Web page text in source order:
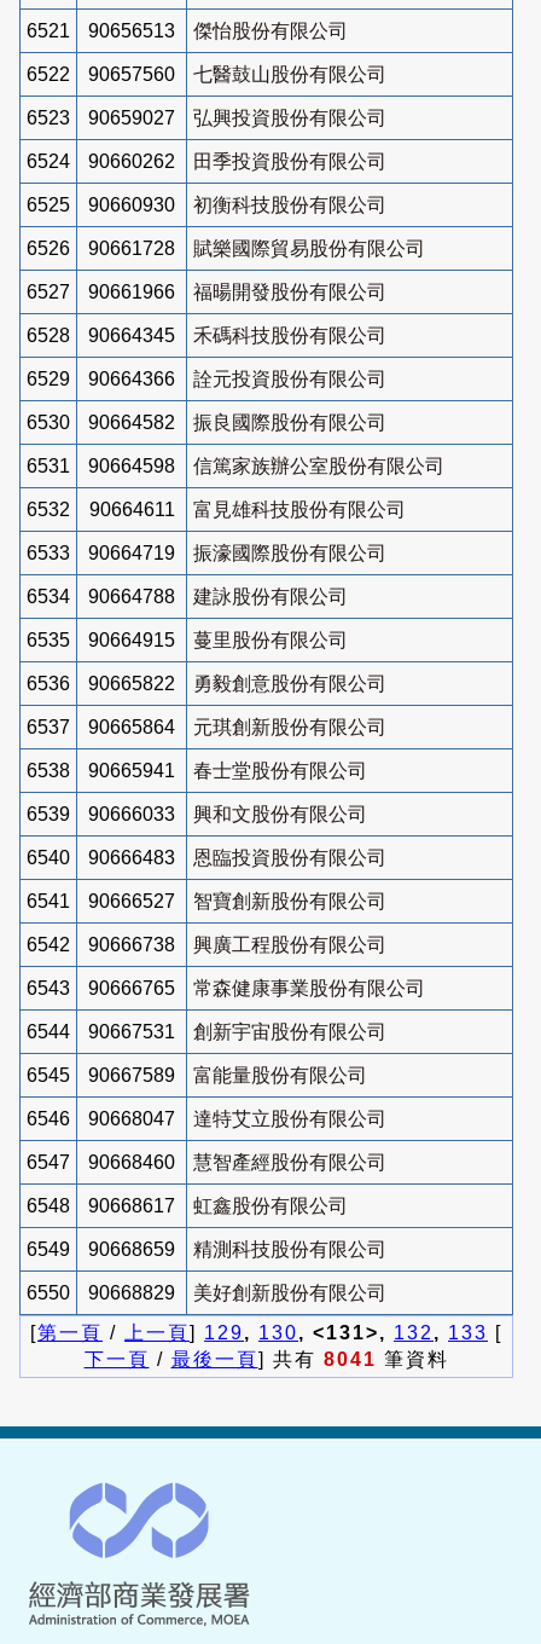
6521 90656513 傑怡股份有限公司
6522 90657560 七醫鼓山股份有限公司
6523 90659027 弘興投資股份有限公司
6524 90660262 田季投資股份有限公司
6525 90660930 初衡科技股份有限公司
6526 90661728 賦樂國際貿易股份有限公司
6527 90661966 福暘開發股份有限公司
6528 90664345 禾碼科技股份有限公司
6529 90664366 詮元投資股份有限公司
6530 90664582 振良國際股份有限公司
6531 90664598 信篤家族辦公室股份有限公司
6532 90664611 富見雄科技股份有限公司
6533 90664719 振濠國際股份有限公司
6534 90664788 建詠股份有限公司
6535 90664915 蔓里股份有限公司
6536 90665822 勇毅創意股份有限公司
6537 90665864 元琪創新股份有限公司
6538 90665941 春士堂股份有限公司
6539 90666033 興和文股份有限公司
6540 90666483 恩臨投資股份有限公司
6541 90666527 智寶創新股份有限公司
6542 90666738 興廣工程股份有限公司
6543 90666765 常森健康事業股份有限公司
6544 90667531 創新宇宙股份有限公司
6545 90667589 富能量股份有限公司
6546 90668047 達特艾立股份有限公司
6547 90668460 慧智產經股份有限公司
6548 90668617 虹鑫股份有限公司
6549 90668659 精測科技股份有限公司
6550 90668829
美好創新股份有限公司
[第一頁 / 上一頁] 129, 130, <131>, 132 , 133 [
下一頁 / 最後一頁] 共有 8041 筆資料